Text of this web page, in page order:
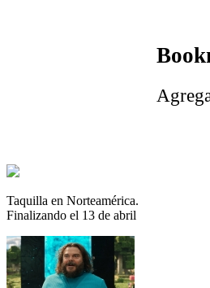
Taquilla en Norteamérica.
Finalizando el 13 de abril